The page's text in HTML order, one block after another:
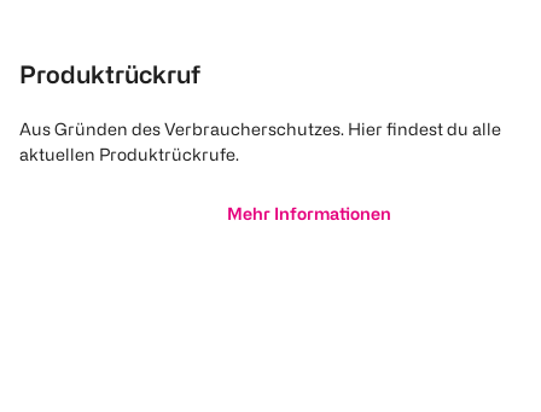
Produktrückruf
Aus Gründen des Verbraucherschutzes. Hier findest du alle
aktuellen Produktrückrufe.
Mehr Informationen